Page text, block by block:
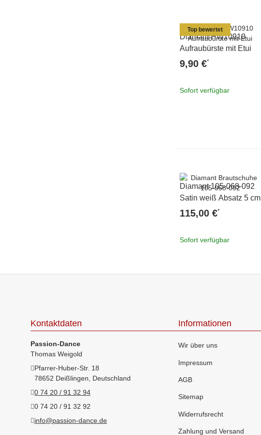
Top bewertet
Diamant HW10910
Aufraubürste mit Etui
9,90 €*
Sofort verfügbar
Diamant 105-068-092
Satin weiß Absatz 5 cm
115,00 €*
Sofort verfügbar
Kontaktdaten
Passion-Dance
Thomas Weigold
Pfarrer-Huber-Str. 18
78652 Deißlingen, Deutschland
0 74 20 / 91 32 94
0 74 20 / 91 32 92
info@passion-dance.de
Informationen
Wir über uns
Impressum
AGB
Sitemap
Widerrufsrecht
Zahlung und Versand